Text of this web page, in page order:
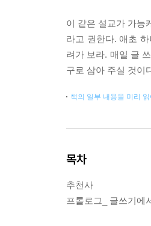
이 같은 설교가 가능
라고 권한다. 애초
려가 보라. 매일 글
구로 삼아 주실 것이
책의 일부 내용을 미리
목차
추천사
프롤로그_ 글쓰기에